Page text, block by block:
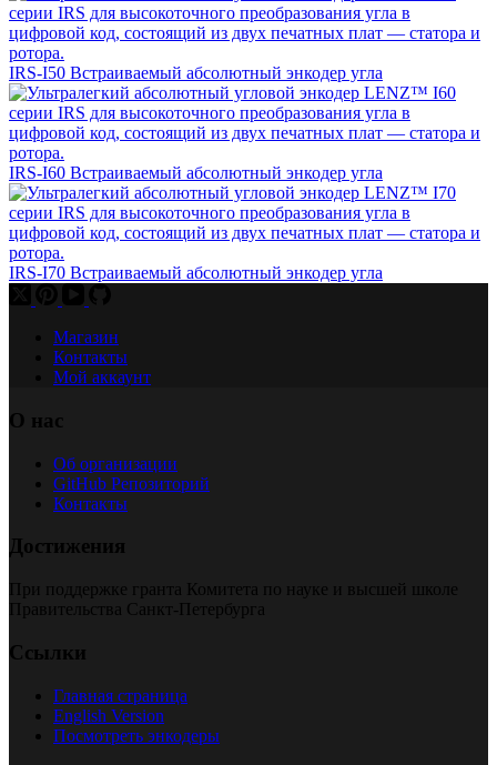
IRS-I50 Встраиваемый абсолютный энкодер угла
IRS-I60 Встраиваемый абсолютный энкодер угла
IRS-I70 Встраиваемый абсолютный энкодер угла
Магазин
Контакты
Мой аккаунт
О нас
Об организации
GitHub Репозиторий
Контакты
Достижения
При поддержке гранта Комитета по науке и высшей школе
Правительства Санкт-Петербурга
Ссылки
Главная страница
English Version
Посмотреть энкодеры